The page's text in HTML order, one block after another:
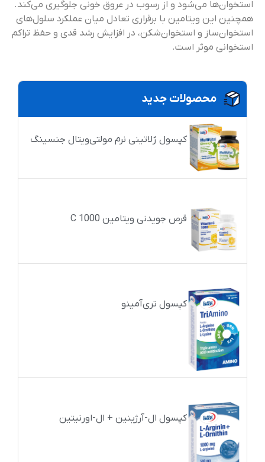
استخوان‌ها می‌شود و از رسوب در عروق خونی جلوگیری می‌کند.
همچنین این ویتامین با برقراری تعادل میان عملکرد سلول‌های
استخوان‌ساز و استخوان‌شکن، در افزایش رشد قدی و حفظ تراکم
استخوانی موثر است.
محصولات جدید
کپسول ژلاتینی نرم مولتی‌ویتال جنسینگ
قرص جویدنی ویتامین C 1000
کپسول تری‌آمینو
کپسول ال-آرژینین + ال-اورنیتین